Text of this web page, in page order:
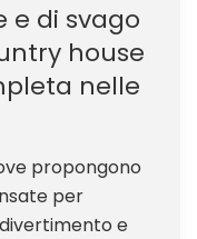
e di svago
house
nelle
propongono
per
e